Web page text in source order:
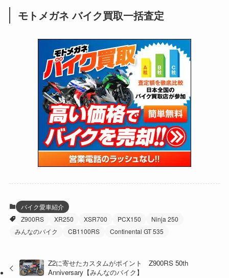
(31)
(51)
(34)
(5)
(12)
(65)
(109)
(24)
(16)
(25)
(24)
(47)
(15)
(5)
(64)
(16)
(62)
(4)
(6)
(17)
(5)
(27)
(249)
(12)
(131)
(38)
(131)
(167)
(85)
(21)
(61)
(171)
(98)
(13)
(60)
(274)
(171)
(38)
(47)
(59)
(41)
(47)
(66)
(16)
(141)
(255)
(204)
(1,143)
(166)
(23)
(33)
(34)
(35)
(41)
(415)
(16)
(137)
(75)
(2,744)
(126)
(170)
(171)
(118)
(27)
(8)
(1,605)
(147)
(13)
(19)
(12)
(16)
(4)
(16)
モトメガネ バイク買取一括査定
バイク愛車紹介
Z900RS
XR250 XSR700 PCX150
Ninja 250
みんなのバイク
CB1100RS Continental GT 535
Z2に寄せたカスタムがポイント Z900RS 50th
Anniversary【みんなのバイク】